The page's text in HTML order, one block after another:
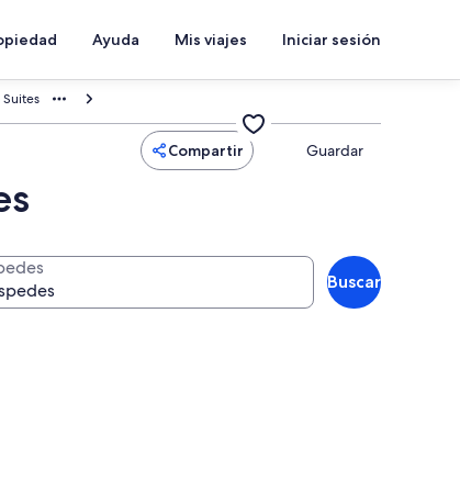
Ayuda Mis viajes Iniciar sesión
Compartir Guardar
Buscar